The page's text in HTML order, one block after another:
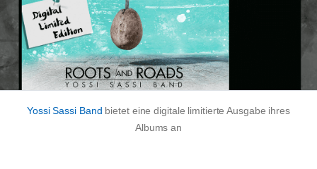
Yossi Sassi Band bietet eine digitale limitierte Ausgabe ihres
Albums an